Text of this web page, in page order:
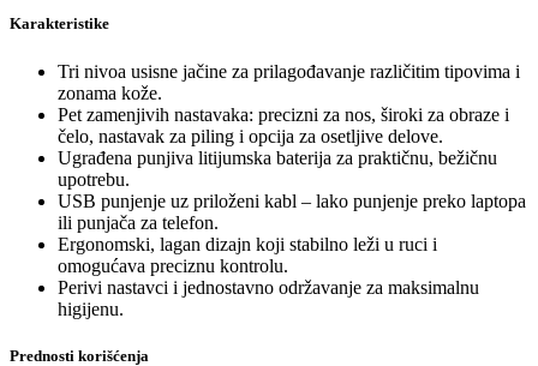
Karakteristike
Tri nivoa usisne jačine za prilagođavanje različitim tipovima i
zonama kože.
Pet zamenjivih nastavaka: precizni za nos, široki za obraze i
čelo, nastavak za piling i opcija za osetljive delove.
Ugrađena punjiva litijumska baterija za praktičnu, bežičnu
upotrebu.
USB punjenje uz priloženi kabl – lako punjenje preko laptopa
ili punjača za telefon.
Ergonomski, lagan dizajn koji stabilno leži u ruci i
omogućava preciznu kontrolu.
Perivi nastavci i jednostavno održavanje za maksimalnu
higijenu.
Prednosti korišćenja